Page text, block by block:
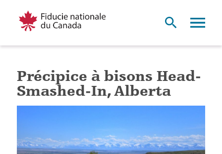
Précipice à bisons Head-
Smashed-In, Alberta